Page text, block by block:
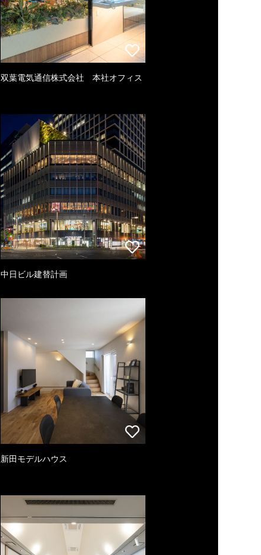
双葉電気通信株式会社 本社オフィス
中日ビル建替計画
新田モデルハウス